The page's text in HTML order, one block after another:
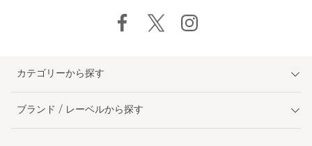
カテゴリーから探す
ブランド / レーベルから探す